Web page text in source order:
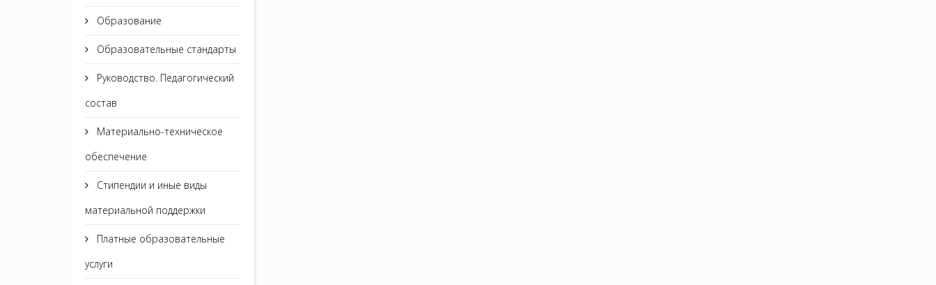
Образование
Образовательные стандарты
Руководство. Педагогический
состав
Материально-техническое
обеспечение
Стипендии и иные виды
материальной поддержки
Платные образовательные
услуги